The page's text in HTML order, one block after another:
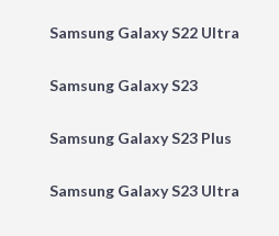
Samsung Galaxy S22 Ultra
Samsung Galaxy S23
Samsung Galaxy S23 Plus
Samsung Galaxy S23 Ultra